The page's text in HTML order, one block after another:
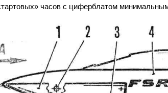
часов с циферблатом